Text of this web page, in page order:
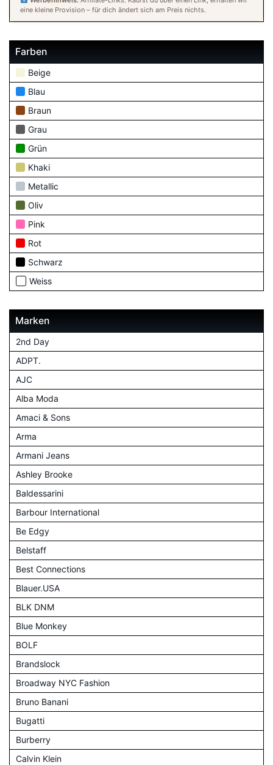
eine kleine Provision – für dich ändert sich am Preis nichts.
Farben
Beige
Blau
Braun
Grau
Grün
Khaki
Metallic
Oliv
Pink
Rot
Schwarz
Weiss
Marken
2nd Day
ADPT.
AJC
Alba Moda
Amaci & Sons
Arma
Armani Jeans
Ashley Brooke
Baldessarini
Barbour International
Be Edgy
Belstaff
Best Connections
Blauer.USA
BLK DNM
Blue Monkey
BOLF
Brandslock
Broadway NYC Fashion
Bruno Banani
Bugatti
Burberry
Calvin Klein